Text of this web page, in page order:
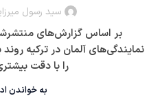
سید رسول
بر اساس گزارش‌های
را با دقت
به خواندن